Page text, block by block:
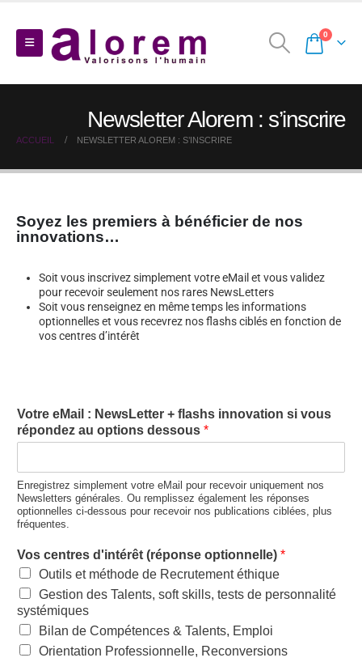
0
Newsletter Alorem : s’inscrire
ACCUEIL NEWSLETTER ALOREM : S’INSCRIRE
Soyez les premiers à bénéficier de nos
innovations…
Soit vous inscrivez simplement votre eMail et vous validez
pour recevoir seulement nos rares NewsLetters
Soit vous renseignez en même temps les informations
optionnelles et vous recevrez nos flashs ciblés en fonction de
vos centres d’intérêt
Votre eMail : NewsLetter + flashs innovation si vous
répondez au options dessous *
Enregistrez simplement votre eMail pour recevoir uniquement nos
Newsletters générales. Ou remplissez également les réponses
optionnelles ci-dessous pour recevoir nos publications ciblées, plus
fréquentes.
Vos centres d'intérêt (réponse optionnelle) *
Outils et méthode de Recrutement éthique
Gestion des Talents, soft skills, tests de personnalité
systémiques
Bilan de Compétences & Talents, Emploi
Orientation Professionnelle, Reconversions